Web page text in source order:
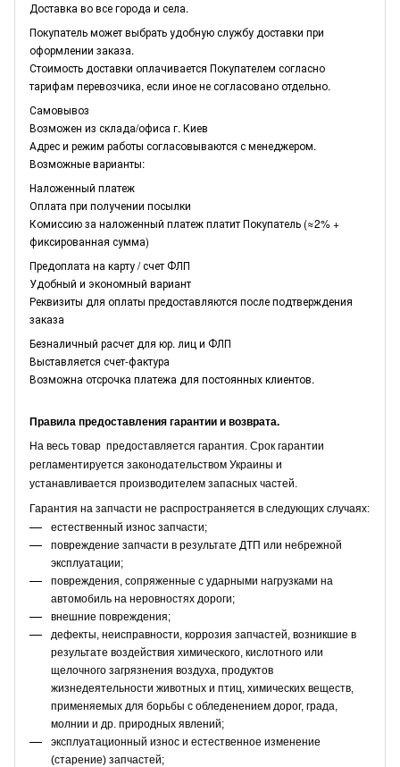
Доставка во все города и села.
Покупатель может выбрать удобную службу доставки при
оформлении заказа.
Стоимость доставки оплачивается Покупателем согласно
тарифам перевозчика, если иное не согласовано отдельно.
Самовывоз
Возможен из склада/офиса г. Киев
Адрес и режим работы согласовываются с менеджером.
Возможные варианты:
Наложенный платеж
Оплата при получении посылки
Комиссию за наложенный платеж платит Покупатель (≈2% +
фиксированная сумма)
Предоплата на карту / счет ФЛП
Удобный и экономный вариант
Реквизиты для оплаты предоставляются после подтверждения
заказа
Безналичный расчет для юр. лиц и ФЛП
Выставляется счет-фактура
Возможна отсрочка платежа для постоянных клиентов.
Правила предоставления гарантии и возврата.
На весь товар предоставляется гарантия. Срок гарантии
регламентируется законодательством Украины и
устанавливается производителем запасных частей.
Гарантия на запчасти не распространяется в следующих случаях:
естественный износ запчасти;
повреждение запчасти в результате ДТП или небрежной
эксплуатации;
повреждения, сопряженные с ударными нагрузками на
автомобиль на неровностях дороги;
внешние повреждения;
дефекты, неисправности, коррозия запчастей, возникшие в
результате воздействия химического, кислотного или
щелочного загрязнения воздуха, продуктов
жизнедеятельности животных и птиц, химических веществ,
применяемых для борьбы с обледенением дорог, града,
молнии и др. природных явлений;
эксплуатационный износ и естественное изменение
(старение) запчастей;